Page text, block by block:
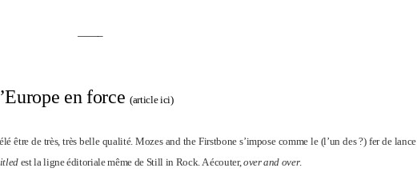
——–
en force (article ici)
être de très, très belle qualité. Mozes and the Firstbone s’impose comme le (l’un des ?) fer de lance
est la ligne éditoriale même de Still in Rock. A écouter,over and over.